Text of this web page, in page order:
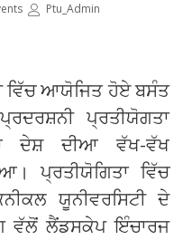
Ptu_Admin
ਵਿੱਚ ਆਯੋਜਿਤ ਹੋਏ ਬਸੰਤ
ਪ੍ਰਤੀਯੋਗਤਾ
ਦੇਸ਼ ਦੀਆ ਵੱਖ-ਵੱਖ
ਪ੍ਰਤੀਯੋਗਿਤਾ ਵਿੱਚ
ਯੂਨੀਵਰਸਿਟੀ ਦੇ
ਵੱਲੋਂ ਲੈਂਡਸਕੇਪ ਇੰਚਾਰਜ